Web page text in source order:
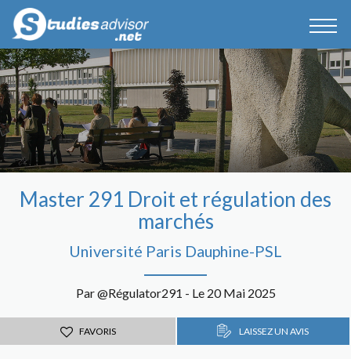
Master 291 Droit et régulation des
marchés
Université Paris Dauphine-PSL
Par @Régulator291 - Le 20 Mai 2025
FAVORIS LAISSEZ UN AVIS